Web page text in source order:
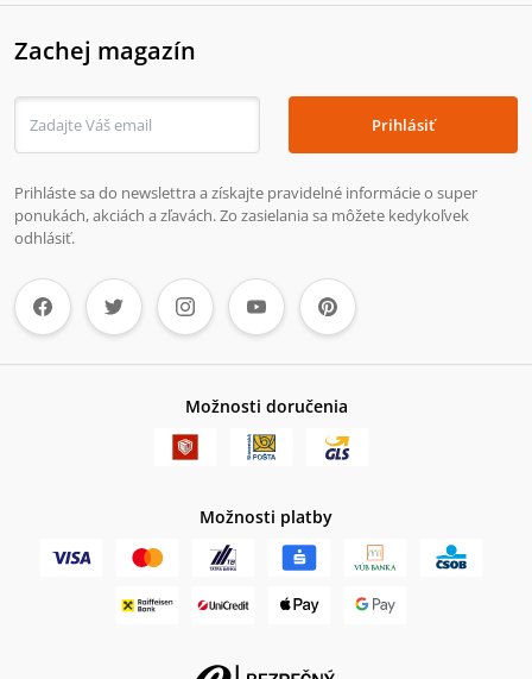
Zachej magazín
Prihlásiť
Prihláste sa do newslettra a získajte pravidelné informácie o super
ponukách, akciách a zľavách. Zo zasielania sa môžete kedykoľvek
odhlásiť.
Možnosti doručenia
Možnosti platby